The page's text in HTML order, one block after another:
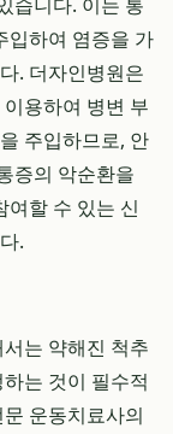
입하여 염증을 가
. 더자인병원은
용하여 병변 부
주입하므로, 안
증의 악순환을
할 수 있는 신
.
는 약해진 척추
는 것이 필수적
운동치료사의